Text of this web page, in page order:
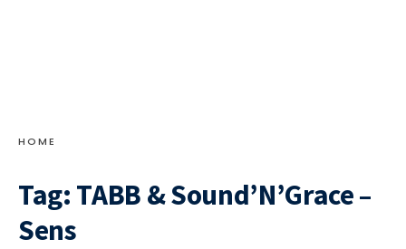
HOME
Tag: TABB & Sound’N’Grace –
Sens